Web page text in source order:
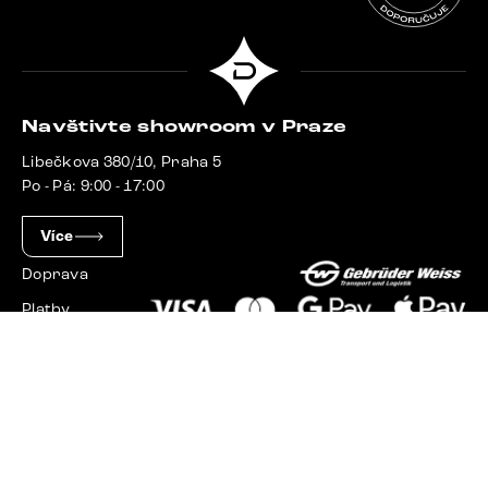
Navštivte showroom v Praze
Libečkova 380/10, Praha 5
Po - Pá: 9:00 - 17:00
Více
Doprava
Platby